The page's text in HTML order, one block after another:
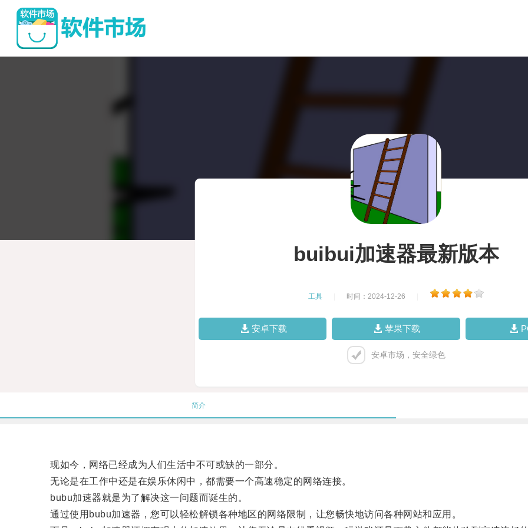
buibui加速器最新版本
工具 时间：2024-12-26
安卓下载 苹果下载
安卓市场，安全绿色
简介
现如今，网络已经成为人们生活中不可或缺的一部分。
无论是在工作中还是在娱乐休闲中，都需要一个高速稳定的网络连接。
bubu加速器就是为了解决这一问题而诞生的。
通过使用bubu加速器，您可以轻松解锁各种地区的网络限制，让您畅快地访问各种网站和应用。